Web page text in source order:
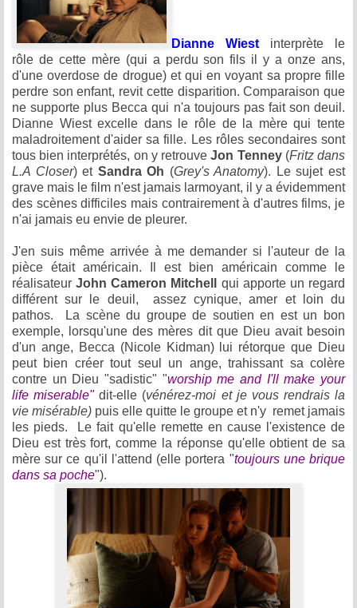
Dianne Wiestinterprète le
rôle de cette mère (qui a perdu son fils il y a onze ans,
d'une overdose de drogue) et qui en voyant sa propre fille
perdre son enfant, revit cette disparition. Comparaison que
ne supporte plus Becca qui n'a toujours pas fait son deuil.
Dianne Wiest excelle dans le rôle de la mère qui tente
maladroitement d'aider sa fille. Les rôles secondaires sont
tous bien interprétés, on y retrouveJon Tenney(Fritz dans
L.A Closer) etSandra Oh (Grey's Anatomy). Le sujet est
grave mais le film n'est jamais larmoyant, il y a évidemment
des scènes difficiles mais contrairement à d'autres films, je
n'ai jamais eu envie de pleurer.
J'en suis même arrivée à me demander si l'auteur de la
pièce était américain. Il est bien américain comme le
réalisateurJohn Cameron Mitchell
qui apporte un regard
différent sur le deuil, assez cynique, amer et loin du
pathos. La scène du groupe de soutien en est un bon
exemple, lorsqu'une des mères dit que Dieu avait besoin
d'un ange, Becca (Nicole Kidman) lui rétorque que Dieu
peut bien créer tout seul un ange, trahissant sa colère
contre un Dieu "sadistic" "worship me and I'll make your
life miserable" dit-elle (vénérez-moi et je vous rendrais la
vie misérable) puis elle quitte le groupe et n'y remet jamais
les pieds. Le fait qu'elle remette en cause l'existence de
Dieu est très fort, comme la réponse qu'elle obtient de sa
mère sur ce qu'il l'attend (elle portera "toujours une brique
dans sa poche").